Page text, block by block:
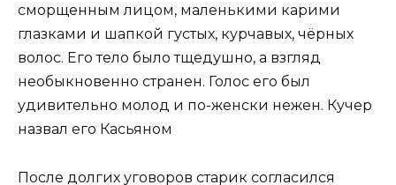
сморщенным лицом, маленькими карими
глазками и шапкой густых, курчавых, чёрных
волос. Его тело было тщедушно, а взгляд
необыкновенно странен. Голос его был
удивительно молод и по-женски нежен. Кучер
назвал его Касьяном
После долгих уговоров старик согласился